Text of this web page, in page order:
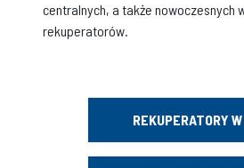
centralnych, a także nowoczesnych
rekuperatorów.
REKUPERATORY